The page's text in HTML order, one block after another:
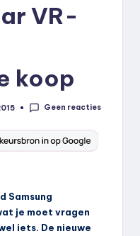
VR-
koop
Geen reacties
Samsung
je moet vragen
iets. De nieuwe